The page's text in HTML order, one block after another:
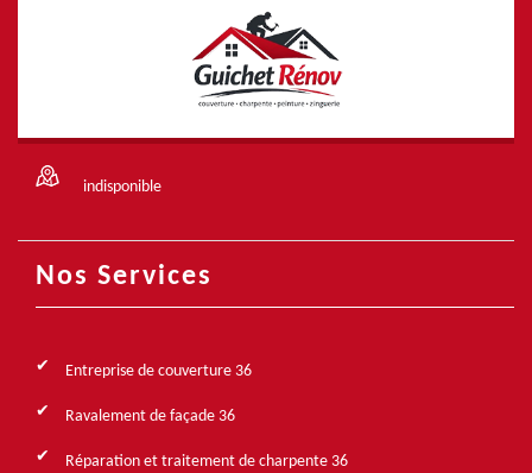
indisponible
Nos Services
Entreprise de couverture 36
Ravalement de façade 36
Réparation et traitement de charpente 36